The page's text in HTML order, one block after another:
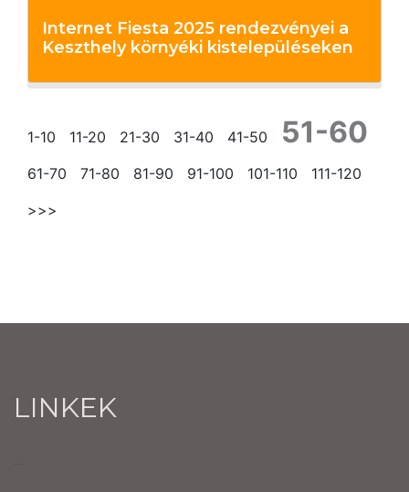
Internet Fiesta 2025 rendezvényei a
Keszthely környéki kistelepüléseken
1-10 11-20 21-30 31-40 41-50 51-60
61-70 71-80 81-90 91-100 101-110
111-120
>>>
LINKEK